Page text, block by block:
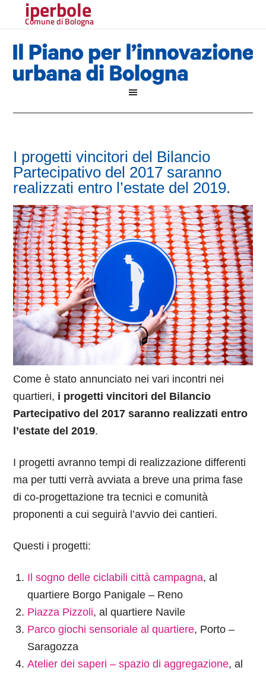
iperbole
Comune di Bologna
I progetti vincitori del Bilancio
Partecipativo del 2017 saranno
realizzati entro l’estate del 2019.
Come è stato annunciato nei vari incontri nei
quartieri, i progetti vincitori del Bilancio
Partecipativo del 2017 saranno realizzati entro
l’estate del 2019.
I progetti avranno tempi di realizzazione differenti
ma per tutti verrà avviata a breve una prima fase
di co-progettazione tra tecnici e comunità
proponenti a cui seguirà l’avvio dei cantieri.
Questi i progetti:
Il sogno delle ciclabili città campagna, al
quartiere Borgo Panigale – Reno
Piazza Pizzoli, al quartiere Navile
Parco giochi sensoriale al quartiere, Porto –
Saragozza
Atelier dei saperi – spazio di aggregazione, al